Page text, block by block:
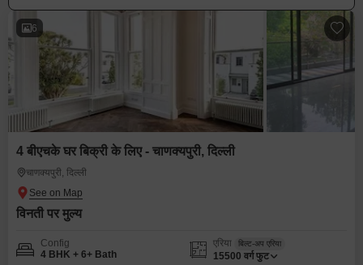
6
4 बीएचके घर बिक्री के लिए - चाणक्यपुरी, दिल्ली
चाणक्यपुरी, दिल्ली
विनती पर मुल्य
Config
4 BHK + 6+ Bath
एरिया बिल्ट-अप एरिया
15500 वर्ग फुट